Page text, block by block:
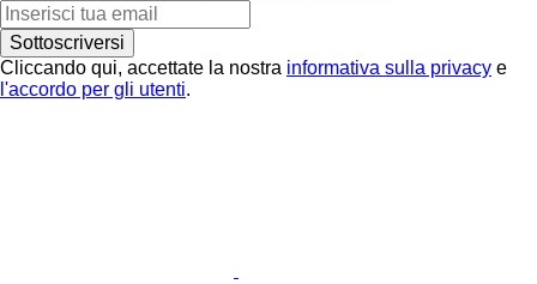
Sottoscriversi
Cliccando qui, accettate la nostra informativa sulla privacy e
l'accordo per gli utenti.